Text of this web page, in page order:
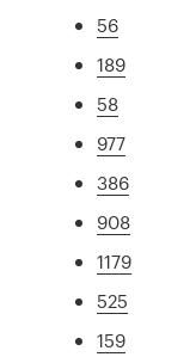
56
189
58
977
386
908
1179
525
159